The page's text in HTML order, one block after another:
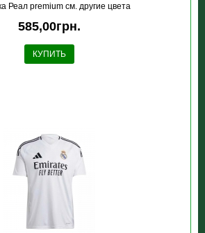
Реал premium см. другие цвета
585,00грн.
КУПИТЬ